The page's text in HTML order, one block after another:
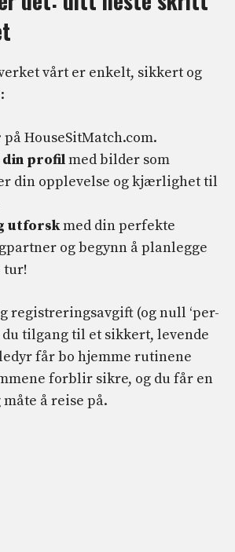
vårt er enkelt, sikkert og
på HouseSitMatch.com.
profilmed bilder som
din opplevelse og kjærlighet til
utforskmed din perfekte
og begynn å planlegge
tur!
registreringsavgift (og null ‘per-
du tilgang til et sikkert, levende
får bo hjemme rutinene
forblir sikre, og du får en
å reise på.